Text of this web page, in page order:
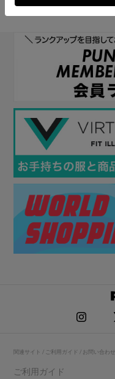
関連サイト / ご利用ガイド / お問い合わせ
ご利用ガイド